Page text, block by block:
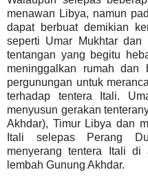
menawan Libya, namun
dapat berbuat demikian
seperti Umar Mukhtar dan
tentangan yang begitu
meninggalkan rumah dan
pergunungan untuk
terhadap tentera Itali.
menyusun gerakan
Akhdar), Timur Libya dan
Itali selepas Perang
menyerang tentera Itali
lembah Gunung Akhdar.